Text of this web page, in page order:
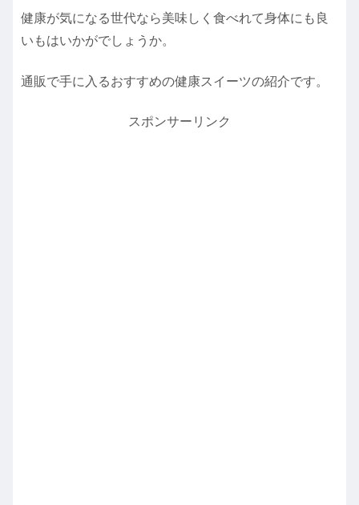
健康が気になる世代なら美味しく食べれて身体にも良
いもはいかがでしょうか。
通販で手に入るおすすめの健康スイーツの紹介です。
スポンサーリンク